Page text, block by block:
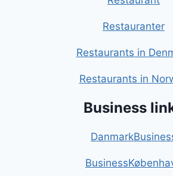
Restauranter
Restaurants in
Restaurants in
Business